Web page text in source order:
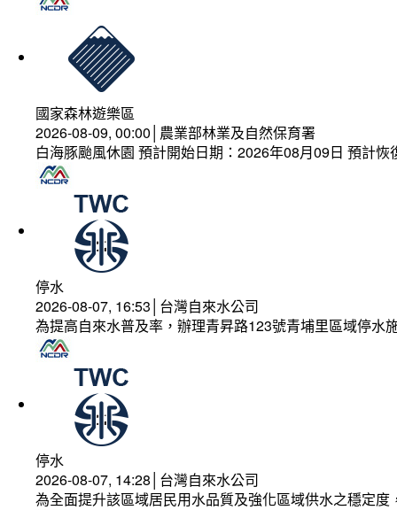
國家森林遊樂區
2026-08-09, 00:00│農業部林業及自然保育署
白海豚颱風休園 預計開始日期：2026年08月09日 預計
停水
2026-08-07, 16:53│台灣自來水公司
為提高自來水普及率，辦理青昇路123號青埔里區域停水
停水
2026-08-07, 14:28│台灣自來水公司
為全面提升該區域居民用水品質及強化區域供水之穩定